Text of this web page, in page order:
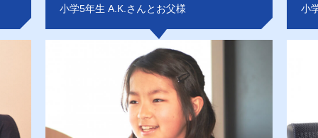
小学5年生 A.K.さんとお父様 小